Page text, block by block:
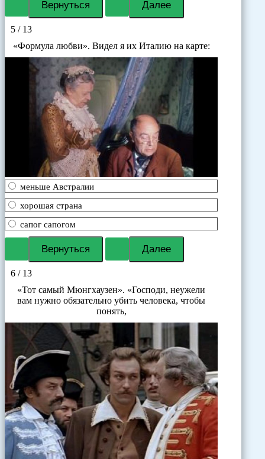
5 / 13
«Формула любви». Видел я их Италию на карте:
меньше Австралии
хорошая страна
сапог сапогом
6 / 13
«Тот самый Мюнгхаузен». «Господи, неужели
вам нужно обязательно убить человека, чтобы
понять,